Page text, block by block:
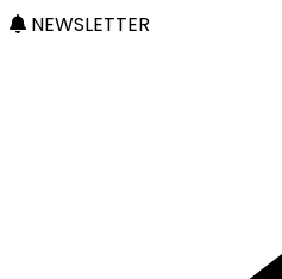
NEWSLETTER